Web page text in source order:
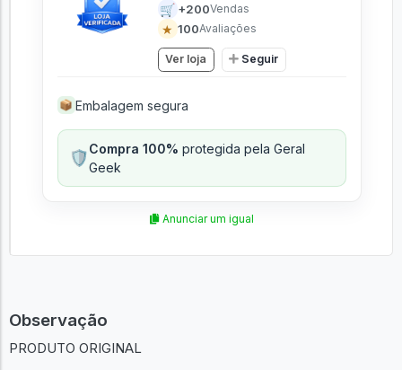
🛒 +200Vendas
★ 100Avaliações
Ver loja Seguir
📦 Embalagem segura
🛡️Compra 100% protegida pela Geral
Geek
Anunciar um igual
Observação
PRODUTO ORIGINAL